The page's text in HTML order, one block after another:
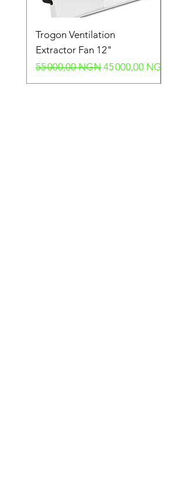
Trogon Ventilation
Extractor Fan 12"
Prix original
55 000,00 NGN Prix promotionnel
45 000,00 NGN